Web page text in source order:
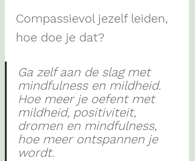
Compassievol jezelf leiden,
hoe doe je dat?
Ga zelf aan de slag met
mindfulness en mildheid.
Hoe meer je oefent met
mildheid, positiviteit,
dromen en mindfulness,
hoe meer ontspannen je
wordt.